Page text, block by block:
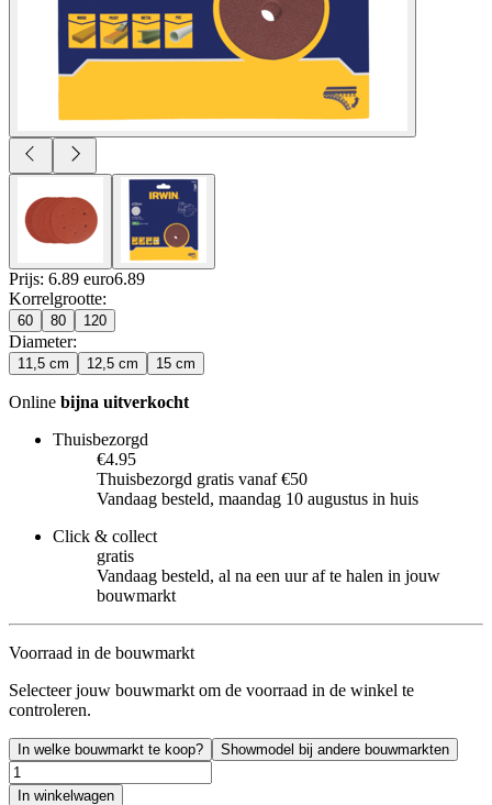
Prijs: 6.89 euro6.89
Korrelgrootte:
60 80 120
Diameter:
11,5 cm 12,5 cm 15 cm
Online bijna uitverkocht
Thuisbezorgd
€4.95
Thuisbezorgd gratis vanaf €50
Vandaag besteld, maandag 10 augustus in huis
Click & collect
gratis
Vandaag besteld, al na een uur af te halen in jouw
bouwmarkt
Voorraad in de bouwmarkt
Selecteer jouw bouwmarkt om de voorraad in de winkel te
controleren.
In welke bouwmarkt te koop? Showmodel bij andere bouwmarkten
In winkelwagen